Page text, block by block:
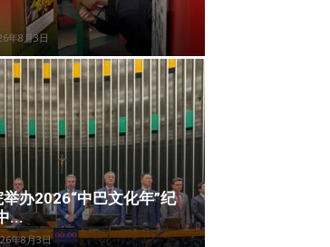
年8月3日
办2026“中巴文化年”纪
...
年8月3日